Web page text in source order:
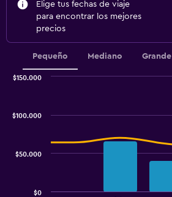
Elige tus fechas de viaje
para encontrar los mejores
precios
Pequeño Mediano Grande
$0
$50.000
$100.000
$150.000